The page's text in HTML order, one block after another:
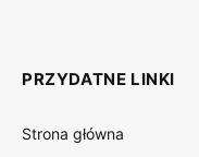
PRZYDATNE LINKI
Strona główna